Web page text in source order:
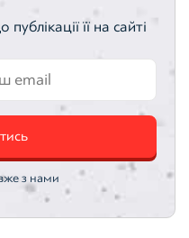
активи її на сайті
з нами